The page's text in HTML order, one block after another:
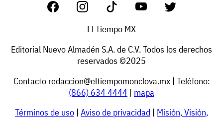
El Tiempo MX
Editorial Nuevo Almadén S.A. de C.V. Todos los derechos
reservados ©2025
Contacto redaccion@eltiempomonclova.mx| Teléfono:
(866) 634 4444 | mapa
Términos de uso | Aviso de privacidad | Misión, Visión,